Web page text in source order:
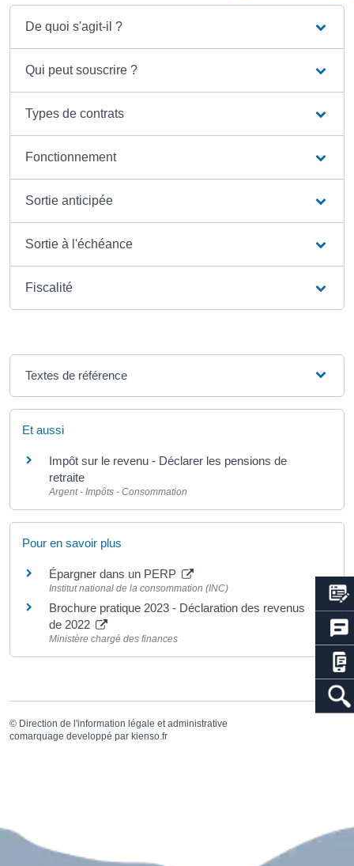
De quoi s'agit-il ?
Qui peut souscrire ?
Types de contrats
Fonctionnement
Sortie anticipée
Sortie à l'échéance
Fiscalité
Textes de référence
Et aussi
Impôt sur le revenu - Déclarer les pensions de
retraite
Argent - Impôts - Consommation
Pour en savoir plus
Épargner dans un PERP
Institut national de la consommation (INC)
Brochure pratique 2023 - Déclaration des revenus
de 2022
Ministère chargé des finances
© Direction de l'information légale et administrative
comarquage developpé par kienso.fr